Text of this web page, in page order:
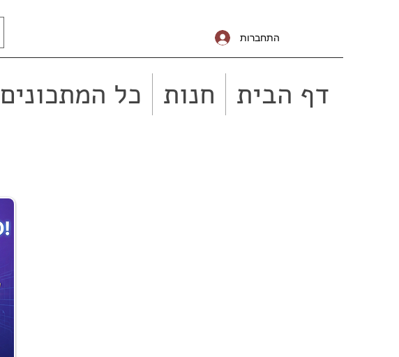
התחברות
דף הבית חנות כל המתכונים